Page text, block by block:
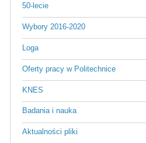
50-lecie
Wybory 2016-2020
Loga
Oferty pracy w Politechnice
KNES
Badania i nauka
Aktualności pliki